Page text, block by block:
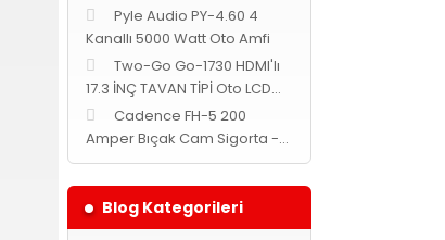
Pyle Audio PY-4.60 4
Kanallı 5000 Watt Oto Amfi
Two-Go Go-1730 HDMI'lı
17.3 İNÇ TAVAN TİPİ Oto LCD
MONİTÖR -Siyah-
Cadence FH-5 200
Amper Bıçak Cam Sigorta -
Yuvarlak-
Blog Kategorileri